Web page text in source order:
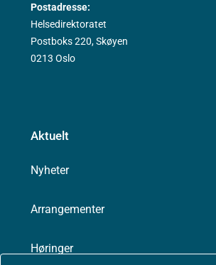
Postadresse:
Helsedirektoratet
Postboks 220, Skøyen
0213 Oslo
Aktuelt
Nyheter
Arrangementer
Høringer